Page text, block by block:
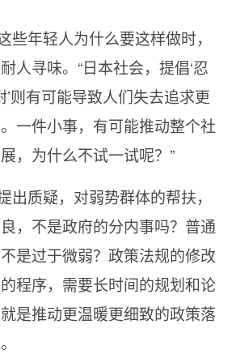
些年轻人为什么要这样做时，
人寻味。“日本社会，提倡‘忍
’则有可能导致人们失去追求更
一件小事，有可能推动整个社
，为什么不试一试呢？”
出质疑，对弱势群体的帮扶，
，不是政府的分内事吗？普通
是过于微弱？政策法规的修改
程序，需要长时间的规划和论
是推动更温暖更细致的政策落